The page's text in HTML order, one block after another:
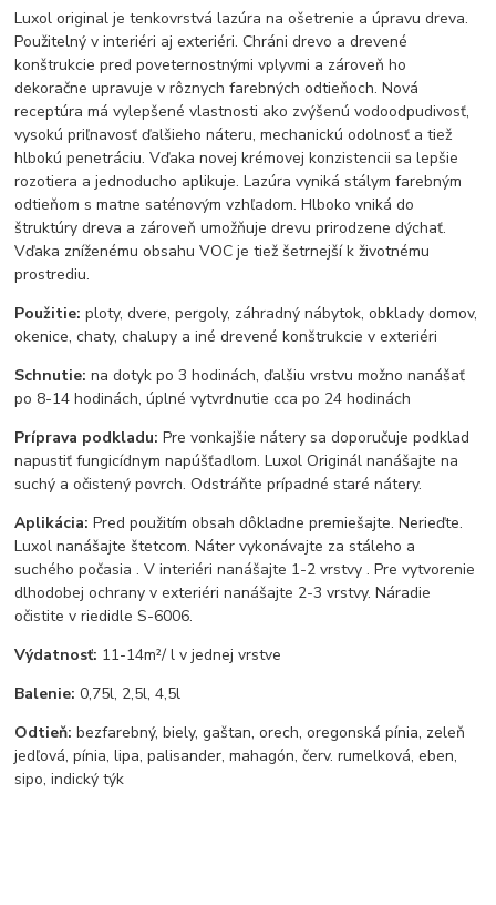
Luxol original je tenkovrstvá lazúra na ošetrenie a úpravu dreva.
Použitelný v interiéri aj exteriéri. Chráni drevo a drevené
konštrukcie pred poveternostnými vplyvmi a zároveň ho
dekoračne upravuje v rôznych farebných odtieňoch. Nová
receptúra má vylepšené vlastnosti ako zvýšenú vodoodpudivosť,
vysokú priľnavosť ďalšieho náteru, mechanickú odolnosť a tiež
hlbokú penetráciu. Vďaka novej krémovej konzistencii sa lepšie
rozotiera a jednoducho aplikuje. Lazúra vyniká stálym farebným
odtieňom s matne saténovým vzhľadom. Hlboko vniká do
štruktúry dreva a zároveň umožňuje drevu prirodzene dýchať.
Vďaka zníženému obsahu VOC je tiež šetrnejší k životnému
prostrediu.
Použitie: ploty, dvere, pergoly, záhradný nábytok, obklady domov,
okenice, chaty, chalupy a iné drevené konštrukcie v exteriéri
Schnutie: na dotyk po 3 hodinách, ďalšiu vrstvu možno nanášať
po 8-14 hodinách, úplné vytvrdnutie cca po 24 hodinách
Príprava podkladu: Pre vonkajšie nátery sa doporučuje podklad
napustiť fungicídnym napúšťadlom. Luxol Originál nanášajte na
suchý a očistený povrch. Odstráňte prípadné staré nátery.
Aplikácia: Pred použitím obsah dôkladne premiešajte. Nerieďte.
Luxol nanášajte štetcom. Náter vykonávajte za stáleho a
suchého počasia . V interiéri nanášajte 1-2 vrstvy . Pre vytvorenie
dlhodobej ochrany v exteriéri nanášajte 2-3 vrstvy. Náradie
očistite v riedidle S-6006.
Výdatnosť: 11-14m²/ l v jednej vrstve
Balenie:0,75l, 2,5l, 4,5l
Odtieň:bezfarebný, biely, gaštan, orech, oregonská pínia, zeleň
jedľová, pínia, lipa, palisander, mahagón, červ. rumelková, eben,
sipo, indický týk